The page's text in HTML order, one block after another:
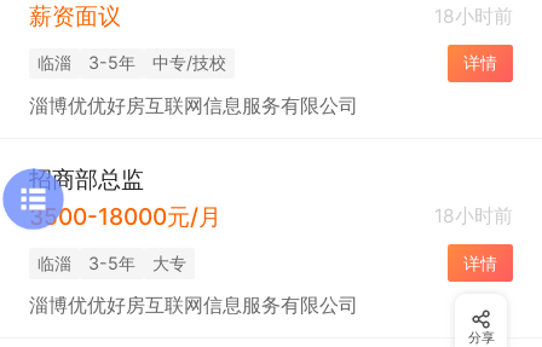
薪资面议
18小时前
临淄 3-5年 中专/技校 详情
淄博优优好房互联网信息服务有限公司
招商部总监
3500-18000元/月
18小时前
临淄 3-5年 大专 详情
淄博优优好房互联网信息服务有限公司
分享